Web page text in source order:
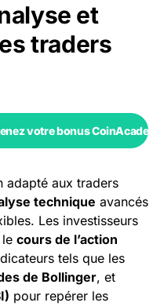
et
traders
votre bonus
adapté aux traders
technique avancés
Les investisseurs
cours de l’action
tels que les
de Bollinger, et
pour repérer les